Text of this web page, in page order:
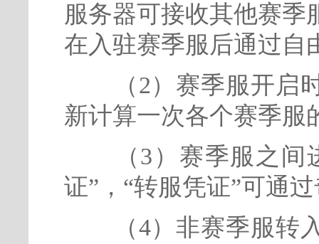
服务器可接收其他赛季
在入驻赛季服后通过自
（2）赛季服开启时
新计算一次各个赛季服
（3）赛季服之间
证”，“转服凭证”可通
（4）非赛季服转入